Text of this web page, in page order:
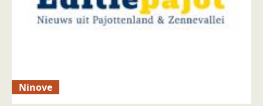
Ninove